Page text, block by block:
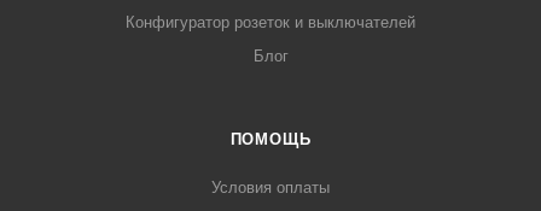
Конфигуратор розеток и выключателей
Блог
ПОМОЩЬ
Условия оплаты